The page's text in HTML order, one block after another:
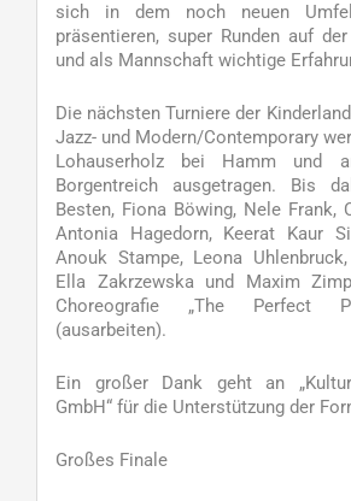
sich in dem noch neuen
präsentieren, super Runden auf
und als Mannschaft wichtige
Die nächsten Turniere der
Jazz- und Modern/Contemporary
Lohauserholz bei Hamm und
Borgentreich ausgetragen. Bis
Besten, Fiona Böwing, Nele Frank,
Antonia Hagedorn, Keerat Kaur
Anouk Stampe, Leona
Ella Zakrzewska und Maxim
Choreografie „The Perfect
(ausarbeiten).
Ein großer Dank geht an
GmbH“ für die Unterstützung der
Großes Finale